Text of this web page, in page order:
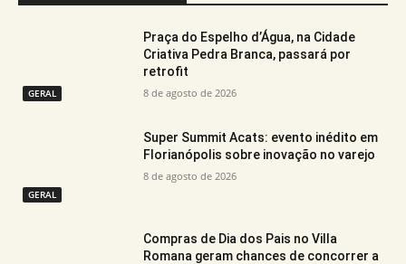
GERAL
Praça do Espelho d’Água, na Cidade
Criativa Pedra Branca, passará por
retrofit
8 de agosto de 2026
GERAL
Super Summit Acats: evento inédito em
Florianópolis sobre inovação no varejo
8 de agosto de 2026
Compras de Dia dos Pais no Villa
Romana geram chances de concorrer a